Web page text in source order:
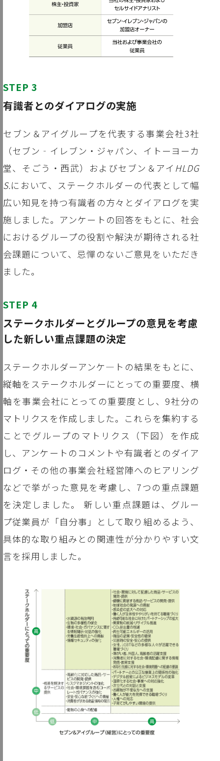
STEP 3
有識者とのダイアログの実施
セブン＆アイグループを代表する事業会社3社
（セブン‐イレブン・ジャパン、イトーヨーカ
堂、そごう・西武）およびセブン＆アイ HLDG
S.において、ステークホルダーの代表として幅
広い知見を持つ有識者の方々とダイアログを実
施しました。アンケートの回答をもとに、社会
におけるグループの役割や解決が期待される社
会課題について、忌憚のないご意見をいただき
ました。
STEP 4
ステークホルダーとグループの意見を考慮
した新しい重点課題の決定
ステークホルダーアンケ―トの結果をもとに、
縦軸をステークホルダーにとっての重要度、横
軸を事業会社にとっての重要度とし、9社分の
マトリクスを作成しました。これらを集約する
ことでグループのマトリクス（下図）を作成
し、アンケートのコメントや有識者とのダイア
ログ・その他の事業会社経営陣へのヒアリング
などで挙がった意見を考慮し、7つの重点課題
を決定しました。 新しい重点課題は、グルー
プ従業員が「自分事」として取り組めるよう、
具体的な取り組みとの関連性が分かりやすい文
言を採用しました。